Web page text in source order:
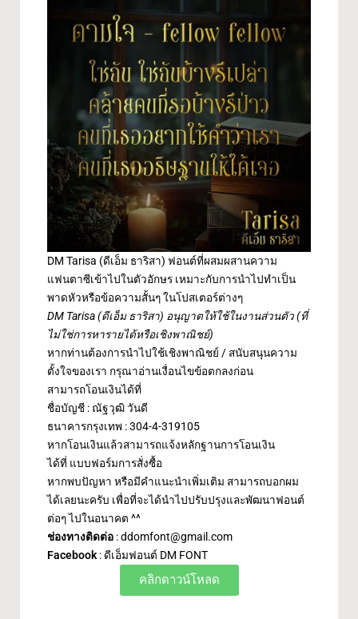
DM Tarisa (ดีเอ็ม ธาริสา) ฟอนต์ที่ผสมผสานความ
แฟนตาซีเข้าไปในตัวอักษร เหมาะกับการนำไปทำเป็น
พาดหัวหรือข้อความสั้นๆ ในโปสเตอร์ต่างๆ
DM Tarisa (ดีเอ็ม ธาริสา) อนุญาตให้ใช้ในงานส่วนตัว (ที่
ไม่ใช่การหารายได้หรือเชิงพาณิชย์)
หากท่านต้องการนำไปใช้เชิงพาณิชย์ / สนับสนุนความ
ตั้งใจของเรา กรุณาอ่านเงื่อนไขข้อตกลงก่อน
สามารถโอนเงินได้ที่
ชื่อบัญชี : ณัฐวุฒิ วันดี
ธนาคารกรุงเทพ : 304-4-319105
หากโอนเงินแล้วสามารถแจ้งหลักฐานการโอนเงิน
ได้ที่ แบบฟอร์มการสั่งซื้อ
หากพบปัญหา หรือมีคำแนะนำเพิ่มเติม สามารถบอกผม
ได้เลยนะครับ เพื่อที่จะได้นำไปปรับปรุงและพัฒนาฟอนต์
ต่อๆ ไปในอนาคต ^^
ช่องทางติดต่อ :ddomfont@gmail.com
Facebook : ดีเอ็มฟอนต์ DM FONT
คลิกดาวน์โหลด